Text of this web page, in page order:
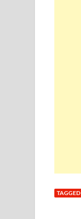
TAGGED